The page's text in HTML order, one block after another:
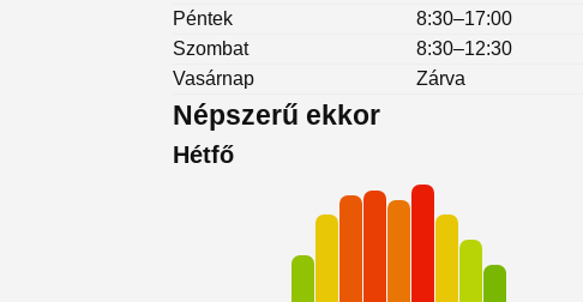
Péntek
8:30–17:00
Szombat
8:30–12:30
Vasárnap
Zárva
Népszerű ekkor
Hétfő